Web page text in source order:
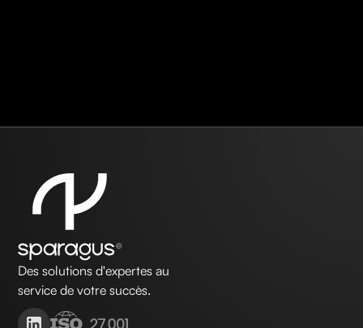
Des solutions d'expertes au
service de votre succès.